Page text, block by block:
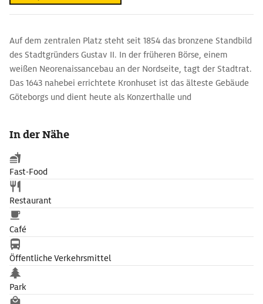
Auf dem zentralen Platz steht seit 1854 das bronzene Standbild
des Stadtgründers Gustav II. In der früheren Börse, einem
weißen Neo­renais­sancebau an der Nordseite, tagt der Stadtrat.
Das 1643 nahebei errich­tete Kronhuset ist das älteste Gebäude
Göteborgs und dient heute als Konzerthalle und
In der Nähe
Fast-Food
Restaurant
Café
Öffentliche Verkehrsmittel
Park